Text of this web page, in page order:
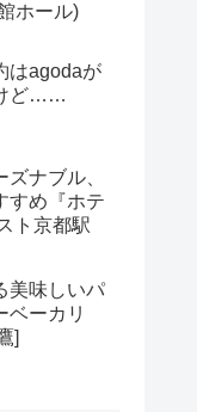
ホール)
はagodaが
ど……
ナブル、
すめ『ホテ
ト京都駅
美味しいパ
ベーカリ
]